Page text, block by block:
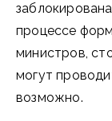
процессе
министров,
могут
возможно.